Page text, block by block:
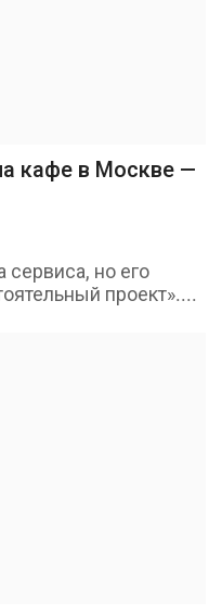
кафе в Москве —
сервиса, но его
проект»....